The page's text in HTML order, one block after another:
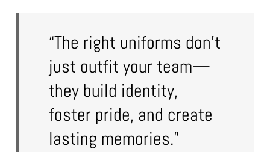
“The right uniforms don’t
just outfit your team—
they build identity,
foster pride, and create
lasting memories.”